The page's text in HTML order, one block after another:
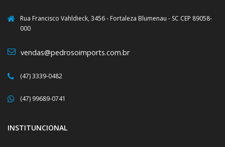
Rua Francisco Vahldieck, 3456 - Fortaleza Blumenau - SC CEP 89058-
000
vendas@pedrosoimports.com.br
(47) 3339-0482
(47) 99689-0741
INSTITUNCIONAL